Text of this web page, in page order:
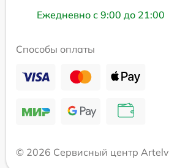
Ежедневно с 9:00 до 21:00
Способы оплаты
© 2026 Сервисный центр Artelv